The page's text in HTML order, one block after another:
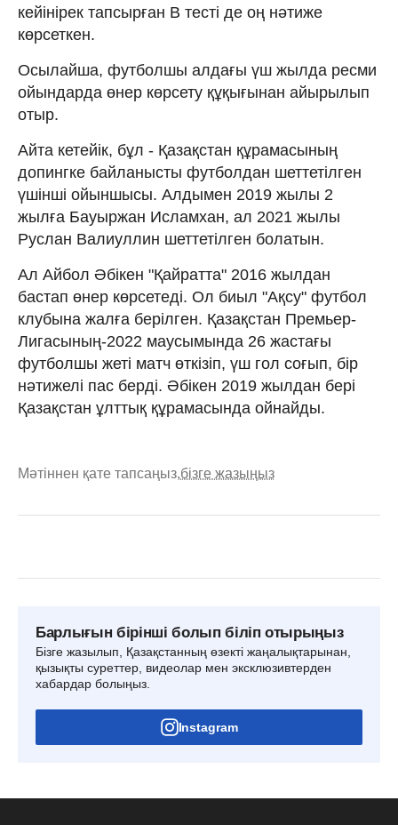
кейінірек тапсырған B тесті де оң нәтиже
көрсеткен.
Осылайша, футболшы алдағы үш жылда ресми
ойындарда өнер көрсету құқығынан айырылып
отыр.
Айта кетейік, бұл - Қазақстан құрамасының
допингке байланысты футболдан шеттетілген
үшінші ойыншысы. Алдымен 2019 жылы 2
жылға Бауыржан Исламхан, ал 2021 жылы
Руслан Валиуллин шеттетілген болатын.
Ал Айбол Әбікен "Қайратта" 2016 жылдан
бастап өнер көрсетеді. Ол биыл "Ақсу" футбол
клубына жалға берілген. Қазақстан Премьер-
Лигасының-2022 маусымында 26 жастағы
футболшы жеті матч өткізіп, үш гол соғып, бір
нәтижелі пас берді. Әбікен 2019 жылдан бері
Қазақстан ұлттық құрамасында ойнайды.
Мәтіннен қате тапсаңыз,бізге жазыңыз
Барлығын бірінші болып біліп отырыңыз
Бізге жазылып, Қазақстанның өзекті жаңалықтарынан,
қызықты суреттер, видеолар мен эксклюзивтерден
хабардар болыңыз.
Instagram